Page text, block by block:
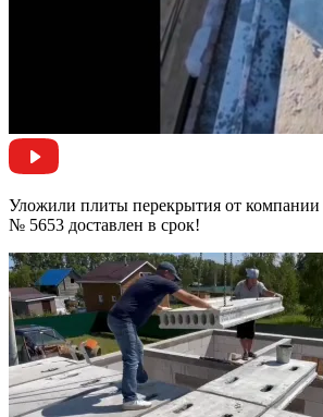
Уложили плиты перекрытия от
№ 5653 доставлен в срок!